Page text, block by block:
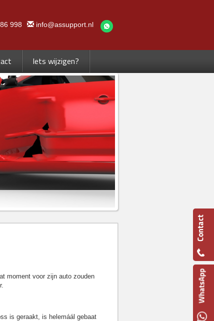
998 info@assupport.nl
Iets wijzigen?
moment voor zijn auto zouden
is geraakt, is helemáál gebaat